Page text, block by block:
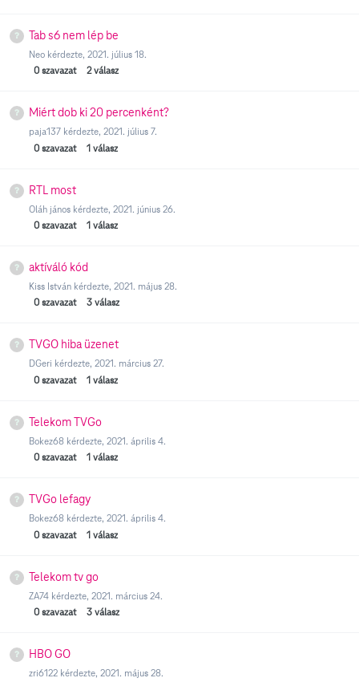
Tab s6 nem lép be
Neo kérdezte, 2021. július 18.
0 szavazat 2 válasz
Miért dob ki 20 percenként?
paja137 kérdezte, 2021. július 7.
0 szavazat 1 válasz
RTL most
Oláh jános kérdezte, 2021. június 26.
0 szavazat 1 válasz
aktíváló kód
Kiss István kérdezte, 2021. május 28.
0 szavazat 3 válasz
TVGO hiba üzenet
DGeri kérdezte, 2021. március 27.
0 szavazat 1 válasz
Telekom TVGo
Bokez68 kérdezte, 2021. április 4.
0 szavazat 1 válasz
TVGo lefagy
Bokez68 kérdezte, 2021. április 4.
0 szavazat 1 válasz
Telekom tv go
ZA74 kérdezte, 2021. március 24.
0 szavazat 3 válasz
HBO GO
zri6122 kérdezte, 2021. május 28.